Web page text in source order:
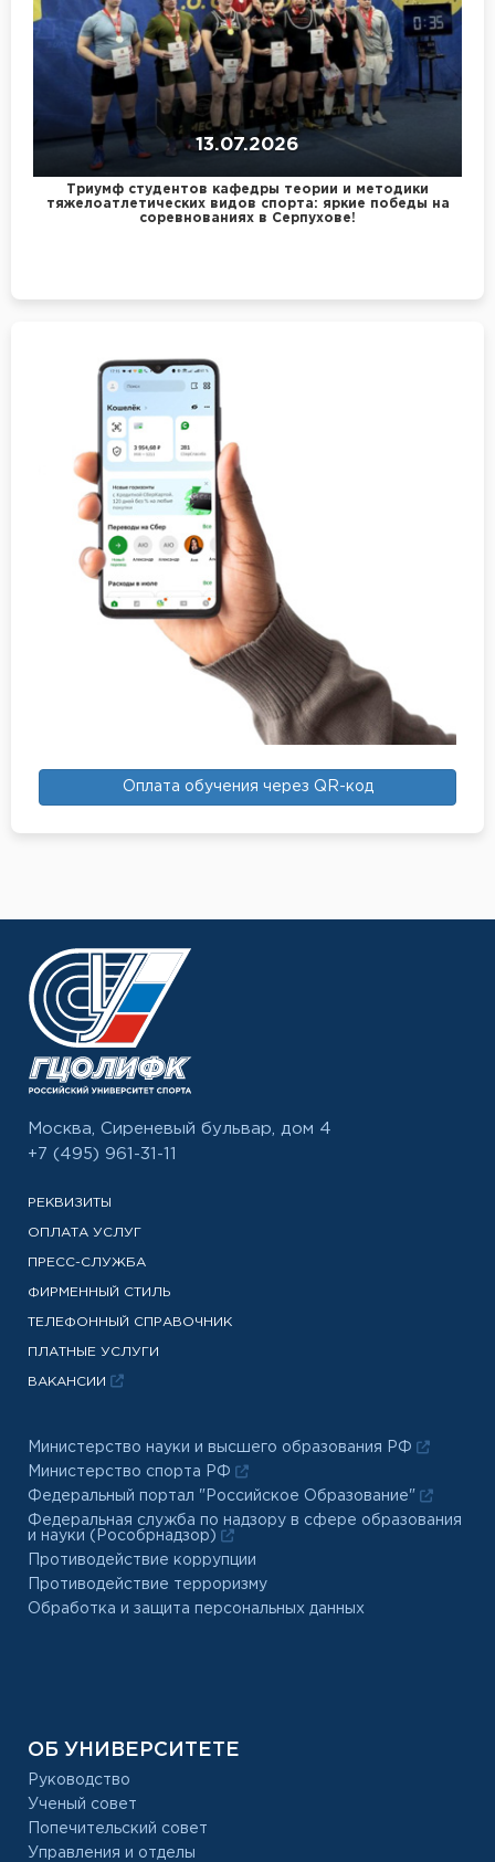
13.07.2026
Триумф студентов кафедры теории и методики
тяжелоатлетических видов спорта: яркие победы на
соревнованиях в Серпухове!
Оплата обучения через QR-код
Москва, Сиреневый бульвар, дом 4
+7 (495) 961-31-11
РЕКВИЗИТЫ
ОПЛАТА УСЛУГ
ПРЕСС-СЛУЖБА
ФИРМЕННЫЙ СТИЛЬ
ТЕЛЕФОННЫЙ СПРАВОЧНИК
ПЛАТНЫЕ УСЛУГИ
ВАКАНСИИ
Министерство науки и высшего образования РФ
Министерство спорта РФ
Федеральный портал "Российское Образование"
Федеральная служба по надзору в сфере образования
и науки (Рособрнадзор)
Противодействие коррупции
Противодействие терроризму
Обработка и защита персональных данных
ОБ УНИВЕРСИТЕТЕ
Руководство
Ученый совет
Попечительский совет
Управления и отделы